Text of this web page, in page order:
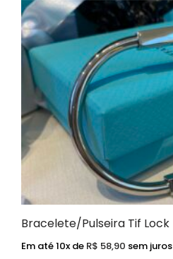
Bracelete/Pulseira Tif Lock
Em até 10x de R$ 58,90 sem juros